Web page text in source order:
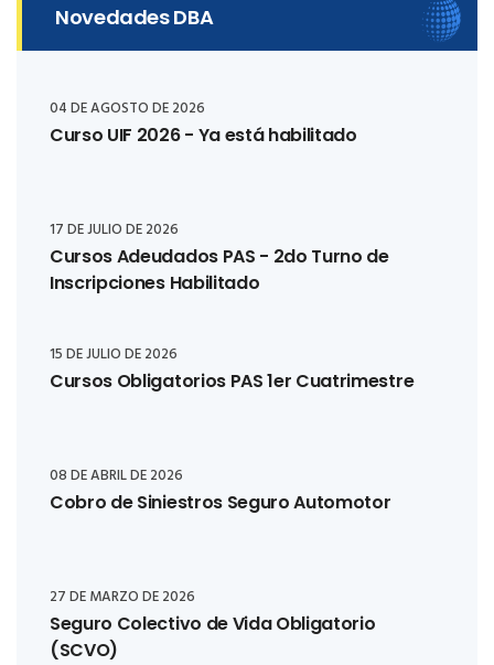
Novedades DBA
04 DE AGOSTO DE 2026
Curso UIF 2026 - Ya está habilitado
17 DE JULIO DE 2026
Cursos Adeudados PAS - 2do Turno de
Inscripciones Habilitado
15 DE JULIO DE 2026
Cursos Obligatorios PAS 1er Cuatrimestre
08 DE ABRIL DE 2026
Cobro de Siniestros Seguro Automotor
27 DE MARZO DE 2026
Seguro Colectivo de Vida Obligatorio
(SCVO)